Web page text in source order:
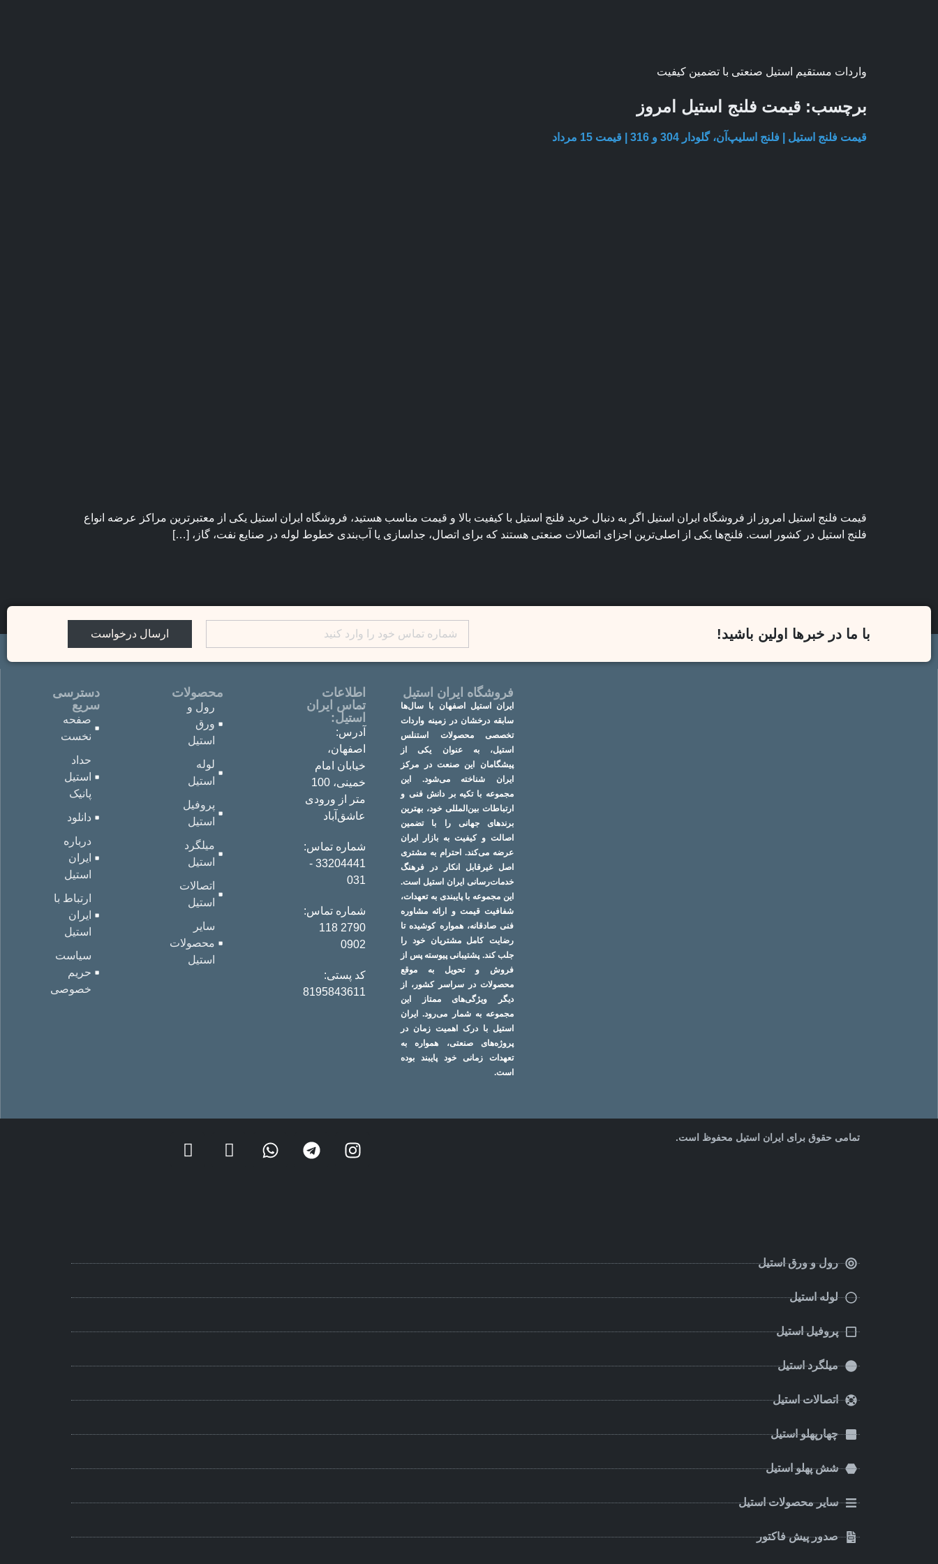
واردات مستقیم استیل صنعتی با تضمین کیفیت
برچسب: قیمت فلنج استیل امروز
قیمت فلنج استیل | فلنج اسلیپ‌آن، گلودار 304 و 316 | قیمت 15 مرداد
قیمت فلنج استیل امروز از فروشگاه ایران استیل اگر به دنبال خرید فلنج استیل با کیفیت بالا و قیمت مناسب هستید، فروشگاه ایران استیل یکی از معتبرترین مراکز عرضه انواع
فلنج استیل در کشور است. فلنج‌ها یکی از اصلی‌ترین اجزای اتصالات صنعتی هستند که برای اتصال، جداسازی یا آب‌بندی خطوط لوله در صنایع نفت، گاز، […]
با ما در خبرها اولین باشید! ارسال درخواست
فروشگاه ایران استیل
ایران استیل اصفهان با سال‌ها
سابقه درخشان در زمینه واردات
تخصصی محصولات استنلس
استیل، به عنوان یکی از
پیشگامان این صنعت در مرکز
ایران شناخته می‌شود. این
مجموعه با تکیه بر دانش فنی و
ارتباطات بین‌المللی خود، بهترین
برندهای جهانی را با تضمین
اصالت و کیفیت به بازار ایران
عرضه می‌کند. احترام به مشتری
اصل غیرقابل انکار در فرهنگ
خدمات‌رسانی ایران استیل است.
این مجموعه با پایبندی به تعهدات،
شفافیت قیمت و ارائه مشاوره
فنی صادقانه، همواره کوشیده تا
رضایت کامل مشتریان خود را
جلب کند. پشتیبانی پیوسته پس از
فروش و تحویل به موقع
محصولات در سراسر کشور، از
دیگر ویژگی‌های ممتاز این
مجموعه به شمار می‌رود. ایران
استیل با درک اهمیت زمان در
پروژه‌های صنعتی، همواره به
تعهدات زمانی خود پایبند بوده
است.
اطلاعات
تماس ایران
استیل:
آدرس:
اصفهان،
خیابان امام
خمینی، 100
متر از ورودی
عاشق‌آباد
شماره تماس:
33204441 -
031
شماره تماس:
2790 118
0902
کد پستی:
8195843611
محصولات
رول و
ورق
استیل
لوله
استیل
پروفیل
استیل
میلگرد
استیل
اتصالات
استیل
سایر
محصولات
استیل
دسترسی
سریع
صفحه
نخست
حداد
استیل
پانیک
دانلود
درباره
ایران
استیل
ارتباط با
ایران
استیل
سیاست
حریم
خصوصی
تمامی حقوق برای ایران استیل محفوظ است.
رول و ورق استیل
لوله استیل
پروفیل استیل
میلگرد استیل
اتصالات استیل
چهارپهلو استیل
شش پهلو استیل
سایر محصولات استیل
صدور پیش فاکتور